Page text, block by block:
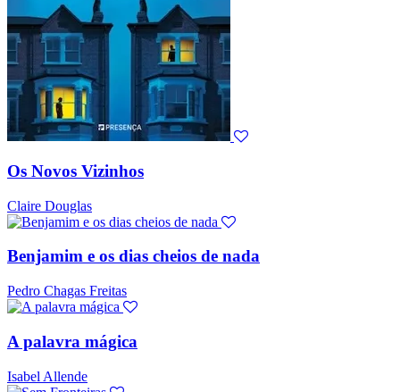
Os Novos Vizinhos
Claire Douglas
Benjamim e os dias cheios de nada
Pedro Chagas Freitas
A palavra mágica
Isabel Allende